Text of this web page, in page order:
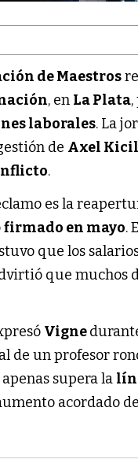
de Maestros
, en La Plata
laborales. La
de Axel
.
es la
firmado en mayo.
que los
que muchos
Vigne
de un profesor
supera la
acordado